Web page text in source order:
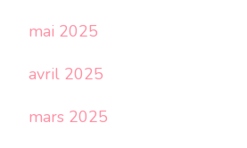
mai 2025
avril 2025
mars 2025